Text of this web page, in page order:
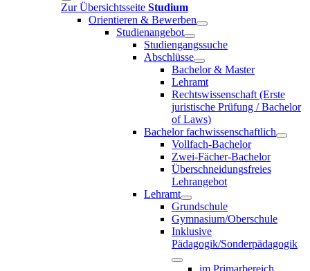
Zur Übersichtsseite Studium
Orientieren & Bewerben
Studienangebot
Studiengangssuche
Abschlüsse
Bachelor & Master
Lehramt
Rechtswissenschaft (Erste
juristische Prüfung / Bachelor
of Laws)
Bachelor fachwissenschaftlich
Vollfach-Bachelor
Zwei-Fächer-Bachelor
Überschneidungsfreies
Lehrangebot
Lehramt
Grundschule
Gymnasium/Oberschule
Inklusive
Pädagogik/Sonderpädagogik
im Primarbereich